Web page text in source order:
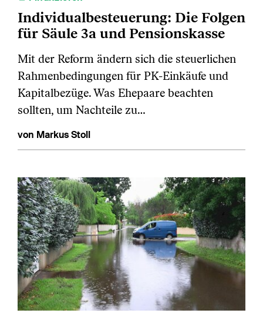
Individualbesteuerung: Die Folgen
für Säule 3a und Pensionskasse
Mit der Reform ändern sich die steuerlichen
Rahmenbedingungen für PK‑Einkäufe und
Kapitalbezüge. Was Ehepaare beachten
sollten, um Nachteile zu…
von Markus Stoll